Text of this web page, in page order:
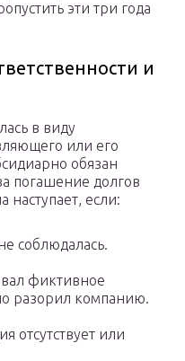
эти три года
и
в виду
или его
обязан
погашение долгов
наступает, если:
соблюдалась.
фиктивное
разорил компанию.
отсутствует или